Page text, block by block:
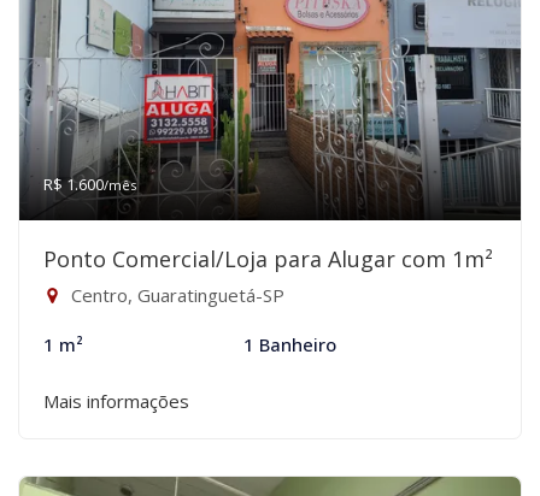
R$ 1.600/mês
Ponto Comercial/Loja para Alugar com 1m²
Centro, Guaratinguetá-SP
1 m² 1 Banheiro
Mais informações